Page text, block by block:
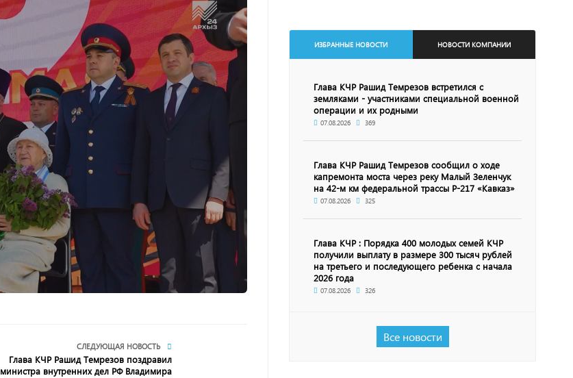
СЛЕДУЮЩАЯ НОВОСТЬ
Глава КЧР Рашид Темрезов поздравил
министра внутренних дел РФ Владимира
ИЗБРАННЫЕ НОВОСТИ НОВОСТИ КОМПАНИИ
Глава КЧР Рашид Темрезов встретился с
земляками - участниками специальной военной
операции и их родными
07.08.2026 369
Глава КЧР Рашид Темрезов сообщил о ходе
капремонта моста через реку Малый Зеленчук
на 42-м км федеральной трассы Р-217 «Кавказ»
07.08.2026 325
Глава КЧР : Порядка 400 молодых семей КЧР
получили выплату в размере 300 тысяч рублей
на третьего и последующего ребенка с начала
2026 года
07.08.2026 326
Все новости